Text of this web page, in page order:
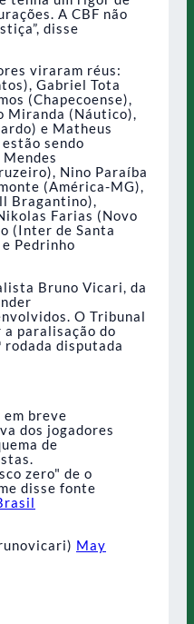
A CBF não
disse
viraram réus:
Gabriel Tota
(Chapecoense),
Miranda (Náutico),
e Matheus
sendo
Nino Paraíba
(América-MG),
Bragantino),
Farias (Novo
(Inter de Santa
Pedrinho
Bruno Vicari, da
O Tribunal
paralisação do
disputada
em breve
dos jogadores
de
zero" de o
disse fonte
May